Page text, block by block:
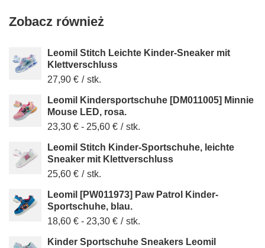
Zobacz również
Leomil Stitch Leichte Kinder-Sneaker mit
Klettverschluss
27,90 € / stk.
Leomil Kindersportschuhe [DM011005] Minnie
Mouse LED, rosa.
23,30 € - 25,60 € / stk.
Leomil Stitch Kinder-Sportschuhe, leichte
Sneaker mit Klettverschluss
25,60 € / stk.
Leomil [PW011973] Paw Patrol Kinder-
Sportschuhe, blau.
18,60 € - 23,30 € / stk.
Kinder Sportschuhe Sneakers Leomil